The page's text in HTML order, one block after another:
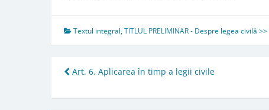
Textul integral,TITLUL PRELIMINAR - Despre legea civilă
Post
navigation
Art. 6. Aplicarea în timp a legii civile